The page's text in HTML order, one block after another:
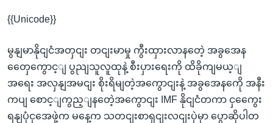
{{Unicode}}
မွနျမာနိုငျငံအတှငျး တငျးမာမှု ကွီးထှားလာနတေဲ့ အခွအေန
တှေေ‌ကွောင့ျ ပွညျသူလူထုနဲ့ စီးပှားရေးကို ထိခိုကျမယ့ျ
အရေး အလှနျအမငျး စိုးရိမျတဲ့အကွောငျးနဲ့ အခွအေနကေို အနီး
ကပျ စောင့ျကွည့ျနတေဲ့အကွောငျး IMF နိုငျငံတကာ ငှကွေေး
ရနျပုံငှအေဖှဲ့က မနေ့က သတငျးစာရှငျးလငျးပှဲမှာ ပွောဆိုပါတ